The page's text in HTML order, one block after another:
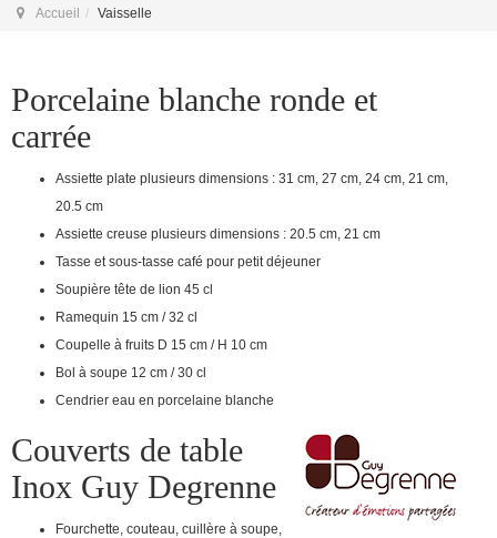
Accueil Vaisselle
Porcelaine blanche ronde et
carrée
Assiette plate plusieurs dimensions : 31 cm, 27 cm, 24 cm, 21 cm,
20.5 cm
Assiette creuse plusieurs dimensions : 20.5 cm, 21 cm
Tasse et sous-tasse café pour petit déjeuner
Soupière tête de lion 45 cl
Ramequin 15 cm / 32 cl
Coupelle à fruits D 15 cm / H 10 cm
Bol à soupe 12 cm / 30 cl
Cendrier eau en porcelaine blanche
Couverts de table
Inox Guy Degrenne
Fourchette, couteau, cuillère à soupe,